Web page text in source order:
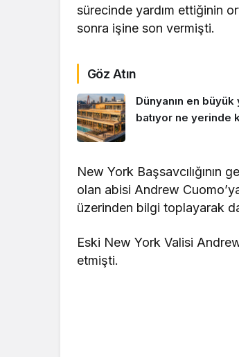
sürecinde yardım ettiğinin
sonra işine son vermişti.
Göz Atın
Dünyanın en
batıyor ne yerinde
New York Başsavcılığının
olan abisi Andrew
üzerinden bilgi toplayarak
Eski New York Valisi
etmişti.